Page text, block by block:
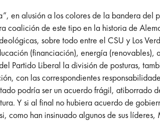
en alusión a los colores de la bandera
coalición de este tipo en la historia de
sobre todo entre el CSU y Los
(financiación), energía
Partido Liberal la división de posturas,
con las correspondientes
podría ser un acuerdo frágil, atiborrado
Y si al final no hubiera acuerdo de
como han insinuado algunos de sus